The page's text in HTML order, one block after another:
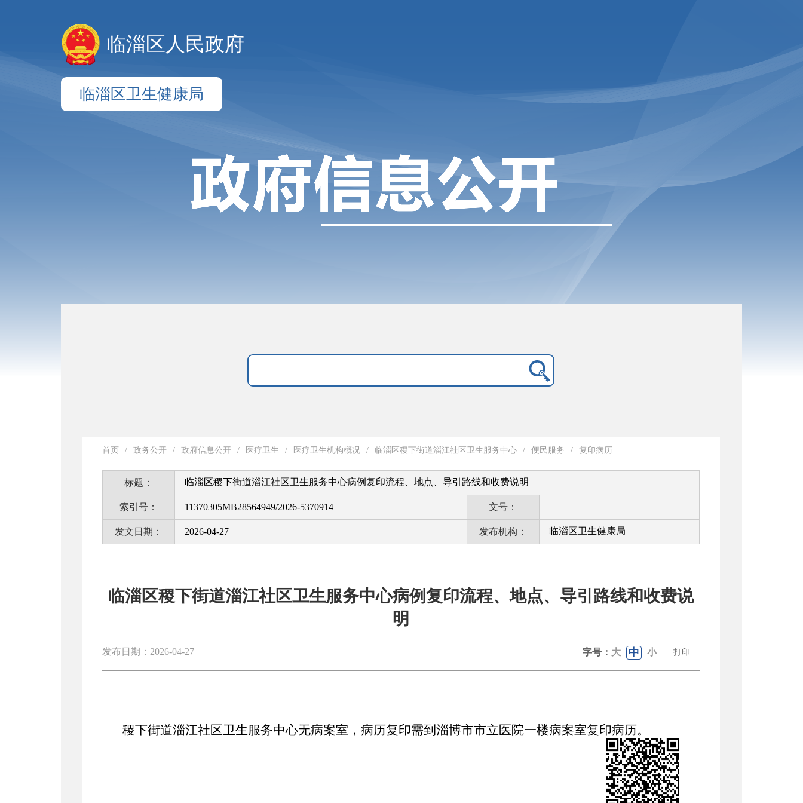
临淄区人民政府
临淄区卫生健康局
首页 / 政务公开 / 政府信息公开 / 医疗卫生 / 医疗卫生机构概况 / 临淄区稷下街道淄江社区卫生服务中心 / 便民服务 / 复印病历
标题： 临淄区稷下街道淄江社区卫生服务中心病例复印流程、地点、导引路线和收费说明
索引号： 11370305MB28564949/2026-5370914 文号：
发文日期： 2026-04-27 发布机构： 临淄区卫生健康局
临淄区稷下街道淄江社区卫生服务中心病例复印流程、地点、导引路线和收费说
明
发布日期：2026-04-27 字号： 大 中 小 | 打印
稷下街道淄江社区卫生服务中心无病案室，病历复印需到淄博市市立医院一楼病案室复印病历。